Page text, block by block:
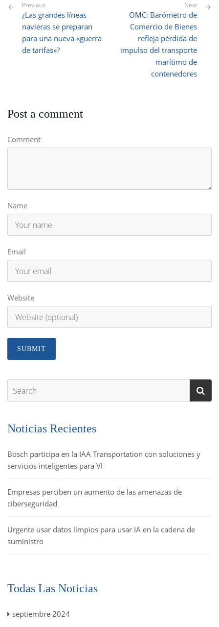
Previous
¿Las grandes líneas
navieras se preparan
para una nueva «guerra
de tarifas»?
Next
OMC: Barómetro de
Comercio de Bienes
refleja pérdida de
impulso del transporte
marítimo de
contenedores
Post a comment
Comment
Name
Email
Website
Noticias Recientes
Bosch participa en la IAA Transportation con soluciones y
servicios inteligentes para VI
Empresas perciben un aumento de las amenazas de
ciberseguridad
Urgente usar datos limpios para usar IA en la cadena de
suministro
Todas Las Noticias
septiembre 2024